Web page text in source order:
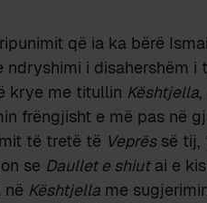
që ia ka bërë
ndryshimi i disahershëm i
krye me titullin Kështjella
frëngjisht e më pas në
të tretë të Veprëssë tij,
se Daullet e shiutai e
në Kështjella me